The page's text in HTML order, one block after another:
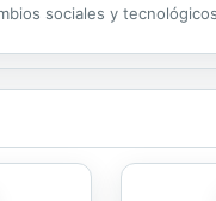
sociales y